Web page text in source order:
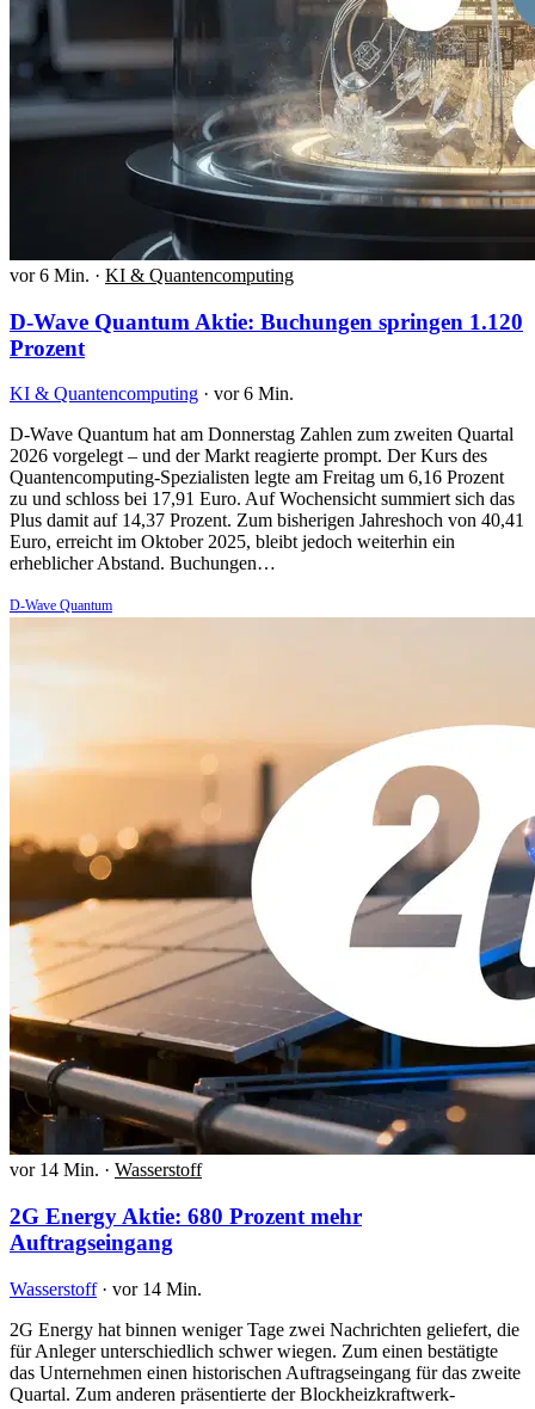
vor 6 Min. · KI & Quantencomputing
D-Wave Quantum Aktie: Buchungen springen 1.120
Prozent
KI & Quantencomputing · vor 6 Min.
D-Wave Quantum hat am Donnerstag Zahlen zum zweiten Quartal
2026 vorgelegt – und der Markt reagierte prompt. Der Kurs des
Quantencomputing-Spezialisten legte am Freitag um 6,16 Prozent
zu und schloss bei 17,91 Euro. Auf Wochensicht summiert sich das
Plus damit auf 14,37 Prozent. Zum bisherigen Jahreshoch von 40,41
Euro, erreicht im Oktober 2025, bleibt jedoch weiterhin ein
erheblicher Abstand. Buchungen…
D-Wave Quantum
vor 14 Min. · Wasserstoff
2G Energy Aktie: 680 Prozent mehr
Auftragseingang
Wasserstoff · vor 14 Min.
2G Energy hat binnen weniger Tage zwei Nachrichten geliefert, die
für Anleger unterschiedlich schwer wiegen. Zum einen bestätigte
das Unternehmen einen historischen Auftragseingang für das zweite
Quartal. Zum anderen präsentierte der Blockheizkraftwerk-